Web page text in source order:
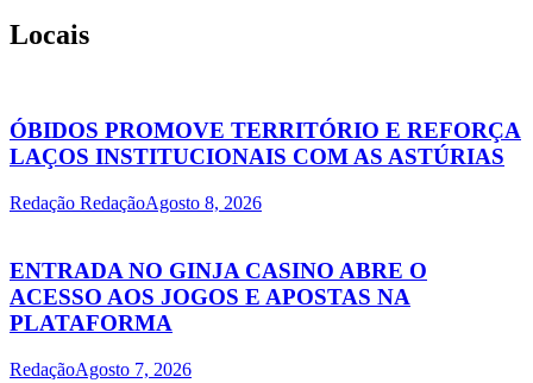
Locais
ÓBIDOS PROMOVE TERRITÓRIO E REFORÇA
LAÇOS INSTITUCIONAIS COM AS ASTÚRIAS
Redação RedaçãoAgosto 8, 2026
ENTRADA NO GINJA CASINO ABRE O
ACESSO AOS JOGOS E APOSTAS NA
PLATAFORMA
RedaçãoAgosto 7, 2026